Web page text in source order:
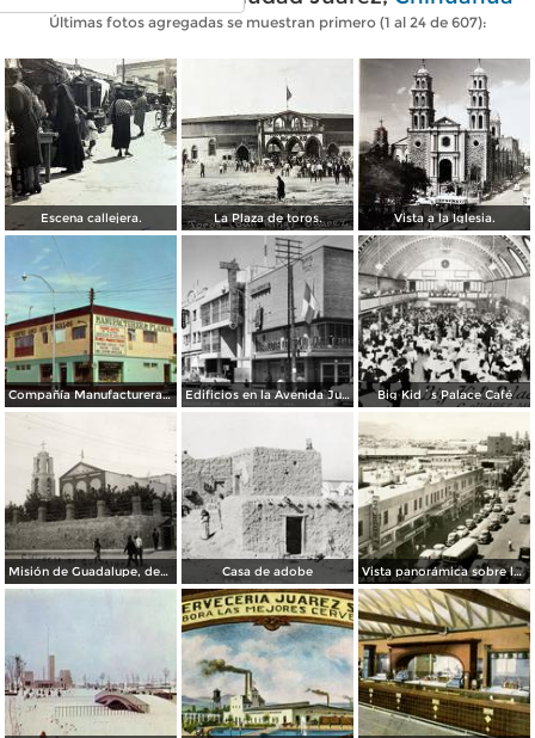
Últimas fotos agregadas se muestran primero (1 al 24 de 607):
Escena callejera. La Plaza de toros. Vista a la Iglesia.
Compañía Manufacturera Plamex, en el cruce de Insurgentes y Paraguay Edificios en la Avenida Juárez Big Kid´s Palace Café
Misión de Guadalupe, depúes de la toma de Ciudad Juárez, durante la Revolución Mexicana Casa de adobe Vista panorámica sobre la Avenida 16 de Septiembre